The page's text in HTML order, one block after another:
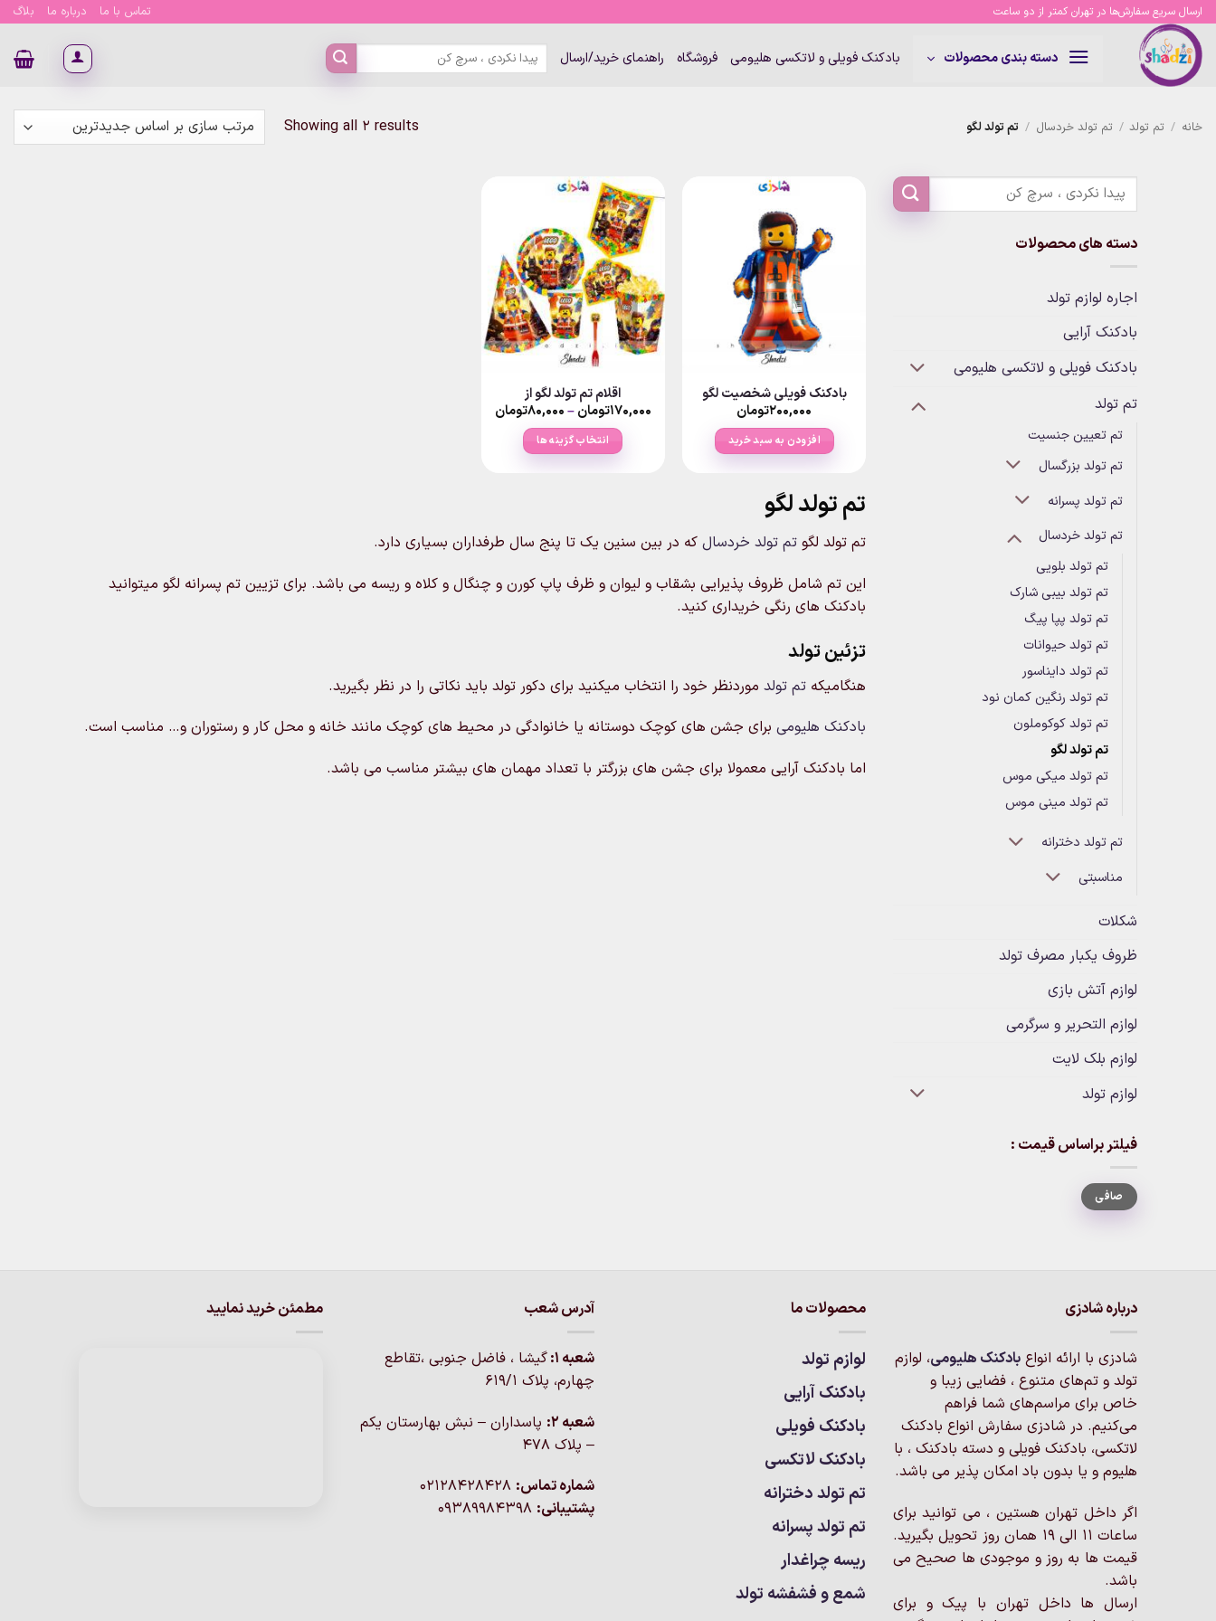
Skip
content
ارسال سریع سفارش‌ها در تهران کمتر از دو ساعت تماس با ما درباره ما بلاگ
دسته بندی محصولات بادکنک فویلی و لاتکسی هلیومی فروشگاه راهنمای خرید/ارسال
جستجو
برای:
خانه / تم تولد / تم تولد خردسال / تم تولد لگو Showing all 2 results
Sorted
دسته های محصولات
اجاره لوازم تولد
بادکنک آرایی
بادکنک فویلی و لاتکسی هلیومی
تم تولد
تم تعیین جنسیت
تم تولد بزرگسال
تم تولد پسرانه
تم تولد خردسال
تم تولد بلویی
تم تولد بیبی شارک
تم تولد پپا پیگ
تم تولد حیوانات
تم تولد دایناسور
تم تولد رنگین کمان نود
تم تولد کوکوملون
تم تولد لگو
تم تولد میکی موس
تم تولد مینی موس
تم تولد دخترانه
مناسبتی
شکلات
ظروف یکبار مصرف تولد
لوازم آتش بازی
لوازم التحریر و سرگرمی
لوازم بلک لایت
لوازم تولد
فیلتر براساس قیمت :
حداقل
قیمت
حداكثر
قيمتصافی
بادکنک فویلی شخصیت لگو
۲۰۰,۰۰۰تومان
افزودن به سبد خرید
اقلام تم تولد لگو از
۱۷۰,۰۰۰تومان –۸۰,۰۰۰تومان
انتخاب گزینه ها
مختلفی
باشد.
در
محصول
شوند
تم تولد لگو
تم تولد لگو تم تولد خردسال که در بین سنین یک تا پنج سال طرفداران بسیاری دارد.
این تم شامل ظروف پذیرایی بشقاب و لیوان و ظرف پاپ کورن و چنگال و کلاه و ریسه می باشد. برای تزیین تم پسرانه لگو میتوانید
بادکنک های رنگی خریداری کنید.
تزئین تولد
هنگامیکه تم تولد موردنظر خود را انتخاب میکنید برای دکور تولد باید نکاتی را در نظر بگیرید.
بادکنک هلیومی برای جشن های کوچک دوستانه یا خانوادگی در محیط های کوچک مانند خانه و محل کار و رستوران و… مناسب است.
اما بادکنک آرایی معمولا برای جشن های بزرگتر با تعداد مهمان های بیشتر مناسب می باشد.
درباره شادزی
شادزی با ارائه انواع بادکنک‌ هلیومی، لوازم
تولد و تم‌های متنوع ، فضایی زیبا و
خاص برای مراسم‌های شما فراهم
می‌کنیم. در شادزی سفارش انواع بادکنک
لاتکسی، بادکنک فویلی و دسته بادکنک ، با
هلیوم و یا بدون باد امکان پذیر می باشد.
اگر داخل تهران هستین ، می توانید برای
ساعات 11 الی 19 همان روز تحویل بگیرید.
قیمت ها به روز و موجودی ها صحیح می
باشد.
ارسال ها داخل تهران با پیک و برای
محصولات ما
لوازم تولد
بادکنک آرایی
بادکنک فویلی
بادکنک لاتکسی
تم تولد دخترانه
تم تولد پسرانه
ریسه چراغدار
شمع و فشفشه تولد
آدرس شعب
شعبه 1:
گيشا ، فاضل جنوبی ،تقاطع
چهارم، پلاک 619/1
شعبه 2:
پاسداران – نبش بهارستان یکم
– پلاک ۴۷۸
شماره تماس:
پشتیبانی:
مطمئن خرید نمایید